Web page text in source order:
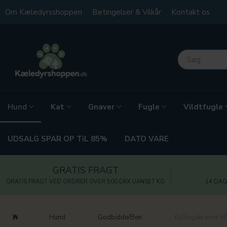
Om Kæledyrsshoppen Betingelser & Vilkår Kontakt os
Hund Kat Gnaver Fugle Vildtfugle
UDSALG SPAR OP TiL 85% DATO VARE
GRATIS FRAGT
GRATIS FRAGT VED ORDRER OVER 500 DKK UANSET KG 14
Hund Godbidde/Ben